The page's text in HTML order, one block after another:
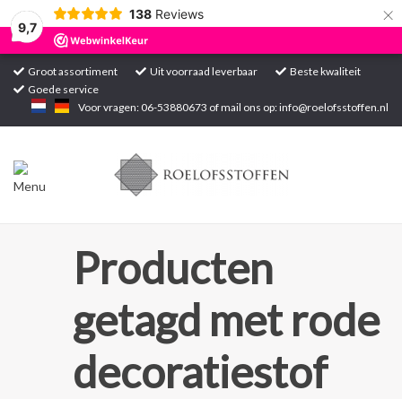
9,7
138 Reviews ×
Groot assortiment Uit voorraad leverbaar
Beste kwaliteit
Goede service
Voor vragen: 06-53880673 of mail ons op:info@roelofsstoffen.nl
Home
Producten
getagd met rode
decoratiestof